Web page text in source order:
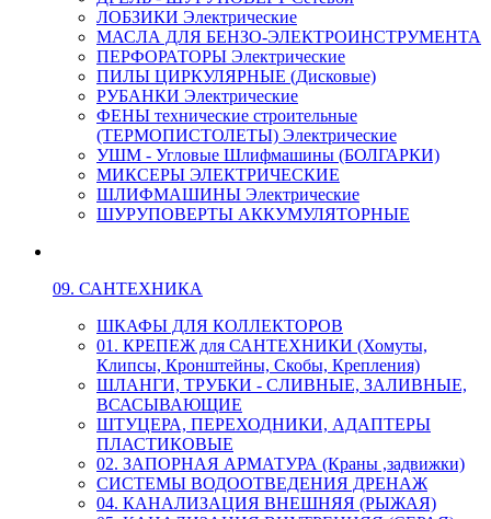
ЛОБЗИКИ Электрические
МАСЛА ДЛЯ БЕНЗО-ЭЛЕКТРОИНСТРУМЕНТА
ПЕРФОРАТОРЫ Электрические
ПИЛЫ ЦИРКУЛЯРНЫЕ (Дисковые)
РУБАНКИ Электрические
ФЕНЫ технические строительные
(ТЕРМОПИСТОЛЕТЫ) Электрические
УШМ - Угловые Шлифмашины (БОЛГАРКИ)
МИКСЕРЫ ЭЛЕКТРИЧЕСКИЕ
ШЛИФМАШИНЫ Электрические
ШУРУПОВЕРТЫ АККУМУЛЯТОРНЫЕ
09. САНТЕХНИКА
ШКАФЫ ДЛЯ КОЛЛЕКТОРОВ
01. КРЕПЕЖ для САНТЕХНИКИ (Хомуты,
Клипсы, Кронштейны, Скобы, Крепления)
ШЛАНГИ, ТРУБКИ - СЛИВНЫЕ, ЗАЛИВНЫЕ,
ВСАСЫВАЮЩИЕ
ШТУЦЕРА, ПЕРЕХОДНИКИ, АДАПТЕРЫ
ПЛАСТИКОВЫЕ
02. ЗАПОРНАЯ АРМАТУРА (Краны ,задвижки)
СИСТЕМЫ ВОДООТВЕДЕНИЯ ДРЕНАЖ
04. КАНАЛИЗАЦИЯ ВНЕШНЯЯ (РЫЖАЯ)